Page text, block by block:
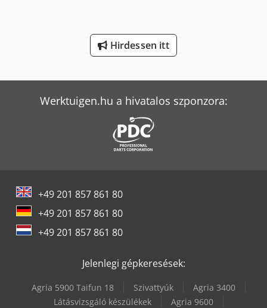
Weinbrenner Tsv 6/3050Hirdessen itt
Werktuigen.hu a hivatalos szponzora:
+49 201 857 861 80
+49 201 857 861 80
+49 201 857 861 80
Jelenlegi gépkeresések:
Agria 5900 Taifun 18 Szivattyúk
Agria 3400
Látásvizsgáló készülékek
Agria 9600